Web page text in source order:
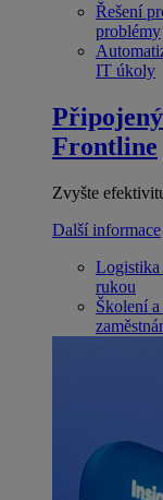
Řešení
problémy
IT úkoly
Frontline
Zvyšte
Další informace
Logistika
rukou
Školení a